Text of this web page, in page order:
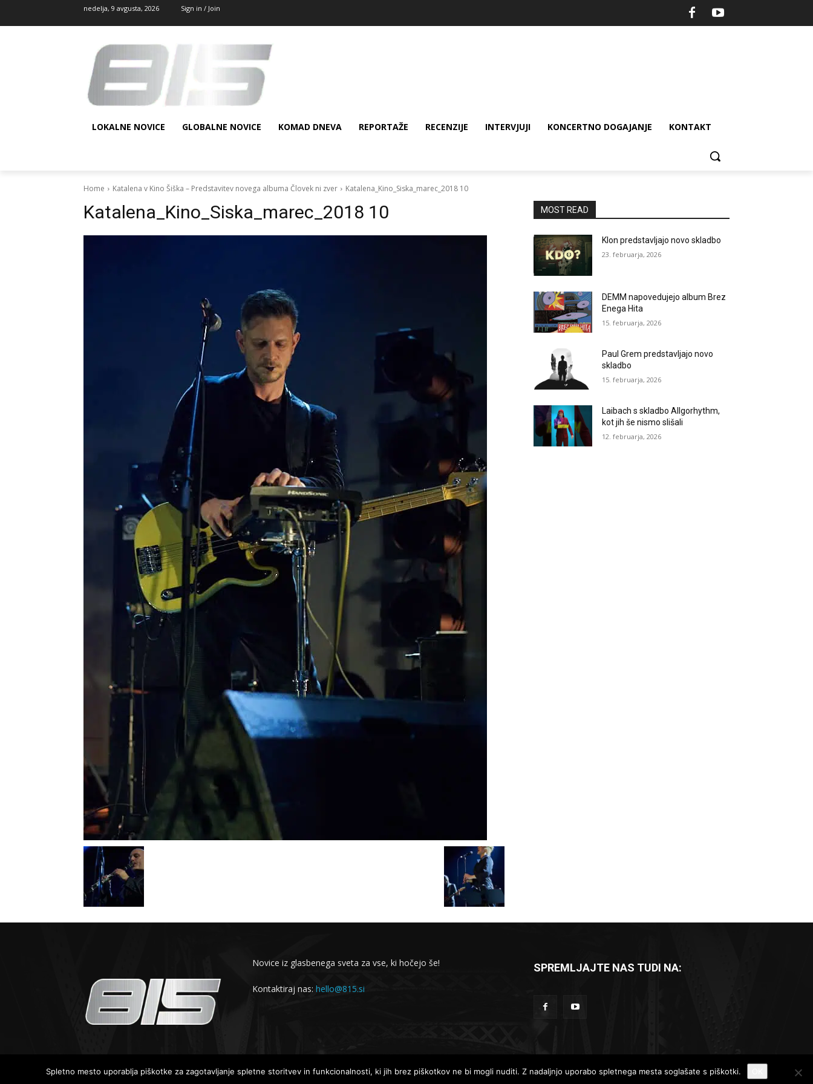
nedelja, 9 avgusta, 2026 Sign in / Join
LOKALNE NOVICE GLOBALNE NOVICE KOMAD DNEVA REPORTAŽE RECENZIJE INTERVJUJI KONCERTNO DOGAJANJE KONTAKT
Home Katalena v Kino Šiška – Predstavitev novega albuma Človek ni zver Katalena_Kino_Siska_marec_2018 10
Katalena_Kino_Siska_marec_2018 10 MOST READ
Klon predstavljajo novo skladbo
23. februarja, 2026
DEMM napovedujejo album Brez
Enega Hita
15. februarja, 2026
Paul Grem predstavljajo novo
skladbo
15. februarja, 2026
Laibach s skladbo Allgorhythm,
kot jih še nismo slišali
12. februarja, 2026
Novice iz glasbenega sveta za vse, ki hočejo še!
Kontaktiraj nas: hello@815.si
SPREMLJAJTE NAS TUDI NA:
© 2019-2025 - 815.si Lokalne novice Globalne novice Komad dneva Reportaže
Recenzije
Koncertno dogajanje Kontakt
Spletno mesto uporablja piškotke za zagotavljanje spletne storitvev in funkcionalnosti, ki jih brez piškotkov ne bi mogli nuditi. Z nadaljnjo uporabo spletnega mesta soglašate s piškotki.